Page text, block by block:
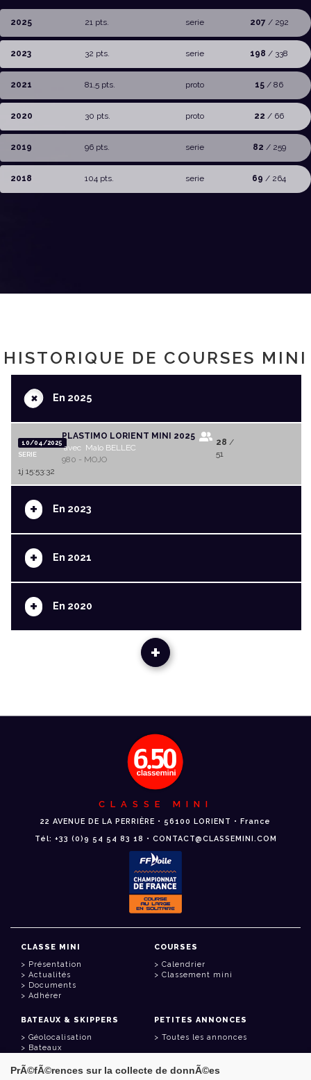
2025 21 pts. serie 207 / 292
2023 32 pts. serie 198 / 338
2021 81,5 pts. proto 15 / 86
2020 30 pts. proto 22 / 66
2019 96 pts. serie 82 / 259
2018 104 pts. serie 69 / 264
HISTORIQUE DE COURSES MINI
+En 2025
10/04/2025
SERIE
PLASTIMO LORIENT MINI 2025
avec Malo BELLEC
980 - MOJO
28 /
51
1j 15:53:32
+ En 2023
+ En 2021
+ En 2020
+
CLASSE MINI
22 AVENUE DE LA PERRIÈRE • 56100 LORIENT • France
Tél: +33 (0)9 54 54 83 18 • CONTACT@CLASSEMINI.COM
CLASSE MINI
Présentation
Actualités
Documents
Adhérer
COURSES
Calendrier
Classement mini
BATEAUX & SKIPPERS
Géolocalisation
Bateaux
PETITES ANNONCES
Toutes les annonces
PrÃ©fÃ©rences sur la collecte de donnÃ©es